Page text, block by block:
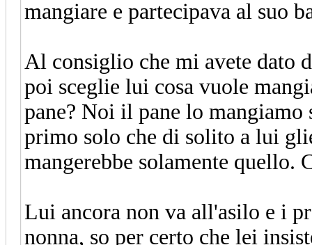
mangiare e partecipava al suo
Al consiglio che mi avete dato
poi sceglie lui cosa vuole
pane? Noi il pane lo
primo solo che di solito a lui
mangerebbe solamente quello.
Lui ancora non va all'asilo e i
nonna, so per certo che lei